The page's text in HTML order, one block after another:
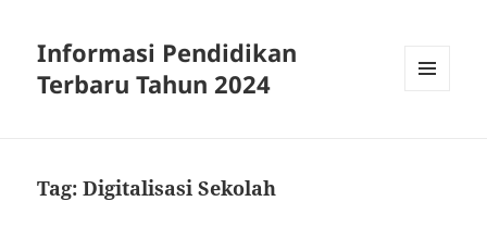
Informasi Pendidikan
Terbaru Tahun 2024
Tag:Digitalisasi Sekolah